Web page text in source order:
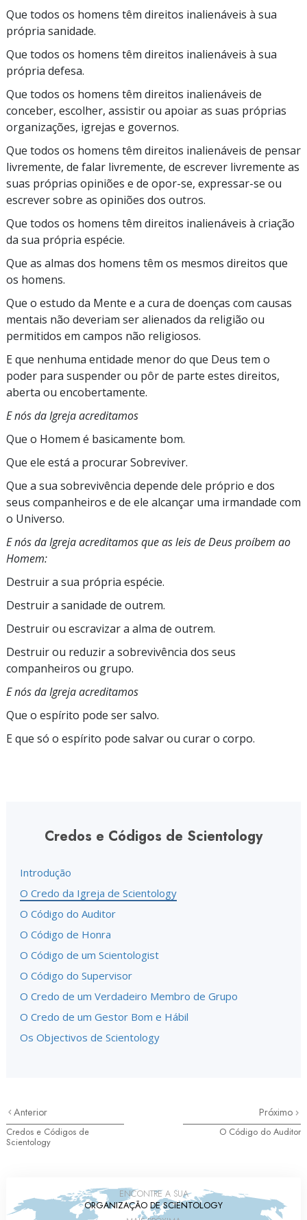
Que todos os homens têm direitos inalienáveis à sua
própria sanidade.
Que todos os homens têm direitos inalienáveis à sua
própria defesa.
Que todos os homens têm direitos inalienáveis de
conceber, escolher, assistir ou apoiar as suas próprias
organizações, igrejas e governos.
Que todos os homens têm direitos inalienáveis de pensar
livremente, de falar livremente, de escrever livremente as
suas próprias opiniões e de opor-se, expressar-se ou
escrever sobre as opiniões dos outros.
Que todos os homens têm direitos inalienáveis à criação
da sua própria espécie.
Que as almas dos homens têm os mesmos direitos que
os homens.
Que o estudo da Mente e a cura de doenças com causas
mentais não deveriam ser alienados da religião ou
permitidos em campos não religiosos.
E que nenhuma entidade menor do que Deus tem o
poder para suspender ou pôr de parte estes direitos,
aberta ou encobertamente.
E nós da Igreja acreditamos
Que o Homem é basicamente bom.
Que ele está a procurar Sobreviver.
Que a sua sobrevivência depende dele próprio e dos
seus companheiros e de ele alcançar uma irmandade com
o Universo.
E nós da Igreja acreditamos que as leis de Deus proíbem ao
Homem:
Destruir a sua própria espécie.
Destruir a sanidade de outrem.
Destruir ou escravizar a alma de outrem.
Destruir ou reduzir a sobrevivência dos seus
companheiros ou grupo.
E nós da Igreja acreditamos
Que o espírito pode ser salvo.
E que só o espírito pode salvar ou curar o corpo.
Credos e Códigos de Scientology
Introdução
O Credo da Igreja de Scientology
O Código do Auditor
O Código de Honra
O Código de um Scientologist
O Código do Supervisor
O Credo de um Verdadeiro Membro de Grupo
O Credo de um Gestor Bom e Hábil
Os Objectivos de Scientology
Anterior
Credos e Códigos de
Scientology
Próximo
O Código do Auditor
ENCONTRE A SUA
ORGANIZAÇÃO DE SCIENTOLOGY